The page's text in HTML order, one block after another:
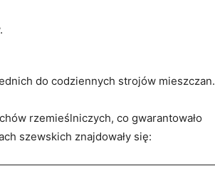
do ⁤codziennych strojów mieszczan.
rzemieślniczych,⁣ co gwarantowało⁢
szewskich znajdowały się: